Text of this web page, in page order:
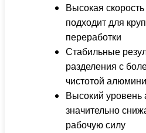
Высокая
подходит для
переработки
Стабильные
разделения с
чистотой
Высокий уровень
значительно
рабочую силу